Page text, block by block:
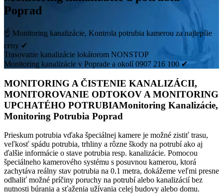
Poprad
☝ Monitoring kanalizácie, Kontrola potrubia kamerou za najlepšie
ceny ✔
Trasovanie kanalizácie lokátorom NONSTOP
Monitoring kanalizácie v Poprade a okolí 0907 216 100 ✔
MONITORING A ČISTENIE KANALIZÁCII,
MONITOROVANIE ODTOKOV A MONITORING
UPCHATÉHO POTRUBIAMonitoring Kanalizácie,
Monitoring Potrubia Poprad
Prieskum potrubia vďaka špeciálnej kamere je možné zistiť trasu,
veľkosť spádu potrubia, trhliny a rôzne škody na potrubí ako aj
ďalšie informácie o stave potrubia resp. kanalizácie. Pomocou
špeciálneho kamerového systému s posuvnou kamerou, ktorá
zachytáva reálny stav potrubia na 0.1 metra, dokážeme veľmi presne
odhaliť možné príčiny poruchy na potrubí alebo kanalizácií bez
nutnosti búrania a sťaženia užívania celej budovy alebo domu.